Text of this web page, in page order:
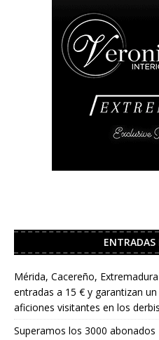
ENTRADAS
Mérida, Cacereño,
entradas a 15 € y garantizan
aficiones visitantes en los
Superamos los 3000 abonados